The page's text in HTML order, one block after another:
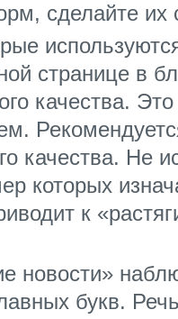
сделайте их
странице в
качества.
качества. Не
которых
к
новости»
букв.